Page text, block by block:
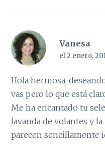
Vanesa
el 2 enero,
Hola hermosa,
vas pero lo que está
Me ha encantado tu
lavanda de volantes y
parecen sencillamente